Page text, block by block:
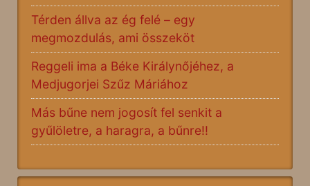
Térden állva az ég felé – egy
megmozdulás, ami összeköt
Reggeli ima a Béke Királynőjéhez, a
Medjugorjei Szűz Máriához
Más bűne nem jogosít fel senkit a
gyűlöletre, a haragra, a bűnre!!